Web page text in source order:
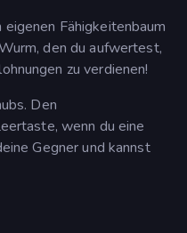
Fähigkeitenbaum
den du aufwertest,
zu verdienen!
Den
wenn du eine
Gegner und kannst